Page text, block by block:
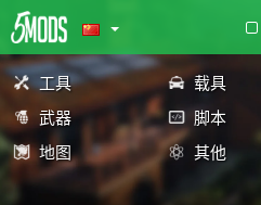
工具 载具
武器
脚本
地图
其他